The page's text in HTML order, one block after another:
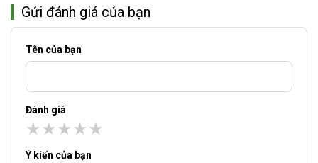
Gửi đánh giá của bạn
Tên của bạn
Đánh giá
★★★★★
Ý kiến của bạn